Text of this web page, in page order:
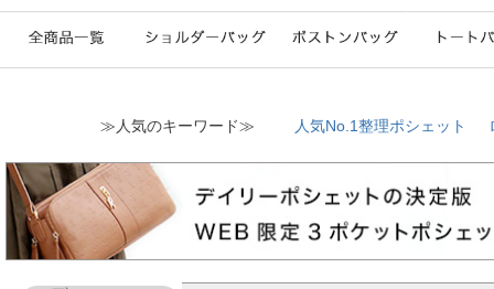
≫人気のキーワード≫ 人気No.1整理ポシェット